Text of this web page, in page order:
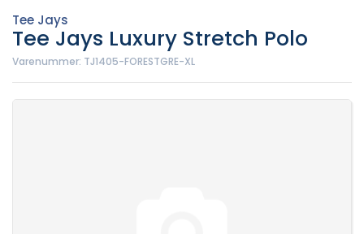
Tee Jays
Tee Jays Luxury Stretch Polo
Varenummer: TJ1405-FORESTGRE-XL